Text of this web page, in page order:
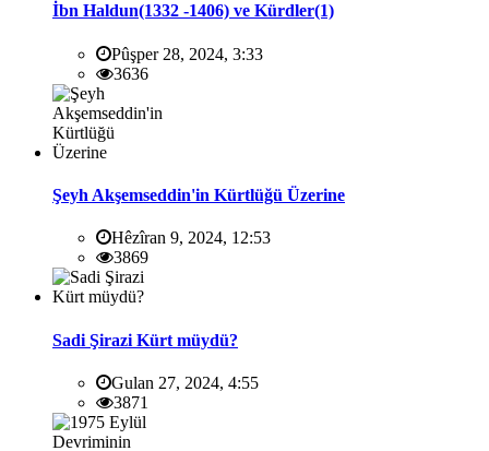
İbn Haldun(1332 -1406) ve Kürdler(1)
Pûşper 28, 2024, 3:33
3636
Şeyh Akşemseddin'in Kürtlüğü Üzerine
Hêzîran 9, 2024, 12:53
3869
Sadi Şirazi Kürt müydü?
Gulan 27, 2024, 4:55
3871